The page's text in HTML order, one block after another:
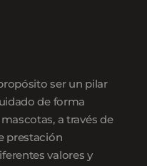
ser un pilar
de forma
a través de
prestación
valores y